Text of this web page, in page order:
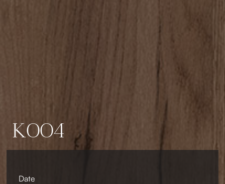
K004
Date